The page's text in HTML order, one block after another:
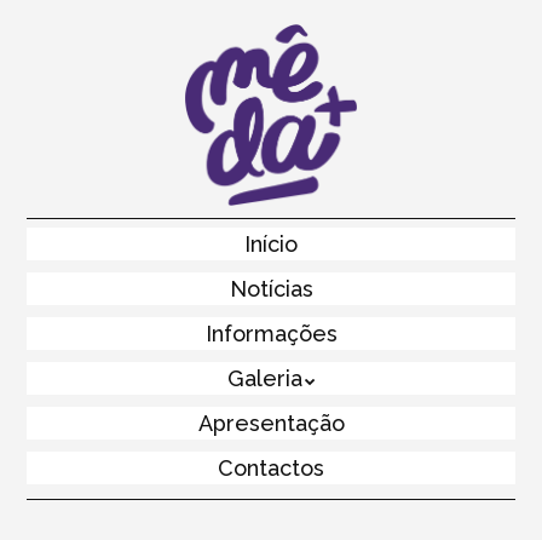
Menu
Início
Notícias
Informações
Galeria
Apresentação
Contactos